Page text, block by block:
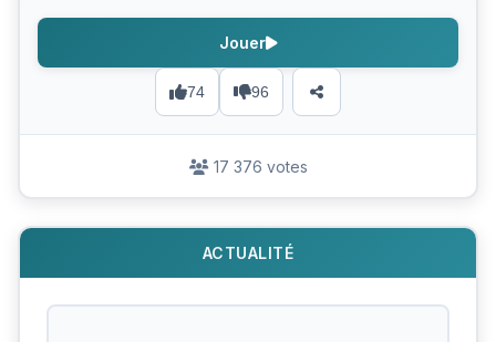
74 96
Jouer
17 376 votes
ACTUALITÉ